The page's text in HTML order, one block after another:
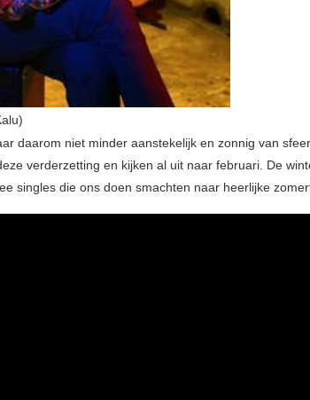
daarom niet minder aanstekelijk en zonnig van
verderzetting en kijken al uit naar februari. De
singles die ons doen smachten naar heerlijke